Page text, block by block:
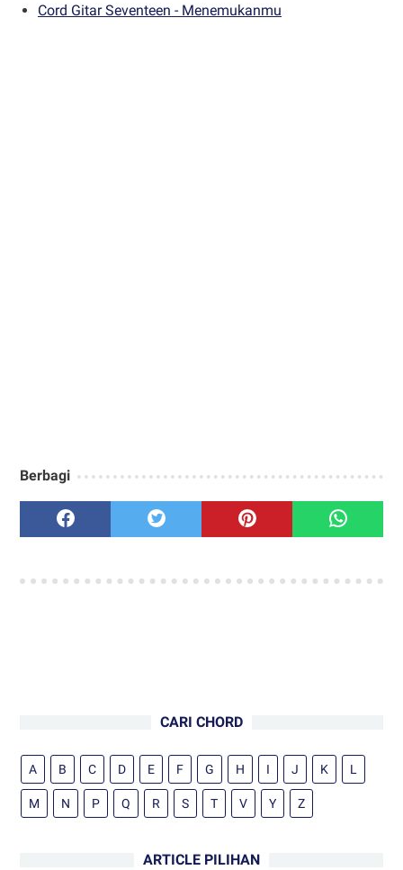
Cord Gitar Seventeen - Menemukanmu
Berbagi
CARI CHORD
A B C D E F G H I J K L
M N P Q R S T V Y Z
ARTICLE PILIHAN